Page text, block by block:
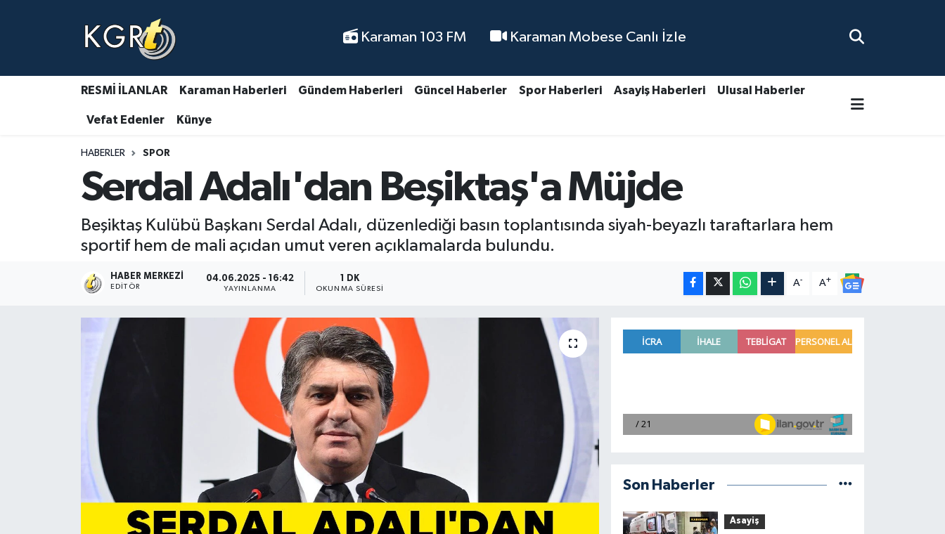
Karaman 103 FM Karaman Mobese Canlı İzle
RESMİ İLANLAR Karaman Haberleri Gündem Haberleri Güncel Haberler Spor Haberleri Asayiş Haberleri Ulusal Haberler
Vefat Edenler Künye
HABERLER SPOR
Serdal Adalı'dan Beşiktaş'a Müjde
Beşiktaş Kulübü Başkanı Serdal Adalı, düzenlediği basın toplantısında siyah-beyazlı taraftarlara hem
sportif hem de mali açıdan umut veren açıklamalarda bulundu.
HABER MERKEZI
EDITÖR
04.06.2025 - 16:42
YAYINLANMA
1 DK
OKUNMA SÜRESI
A- A+
Son Haberler
Asayiş
Karaman Haberleri
Gündem Haberleri
Güncel Haberler
Asayiş Haberleri
Ulusal Haberler